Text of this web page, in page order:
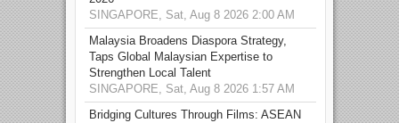
SINGAPORE, Sat, Aug 8 2026 2:00 AM
Malaysia Broadens Diaspora Strategy,
Taps Global Malaysian Expertise to
Strengthen Local Talent
SINGAPORE, Sat, Aug 8 2026 1:57 AM
Bridging Cultures Through Films: ASEAN